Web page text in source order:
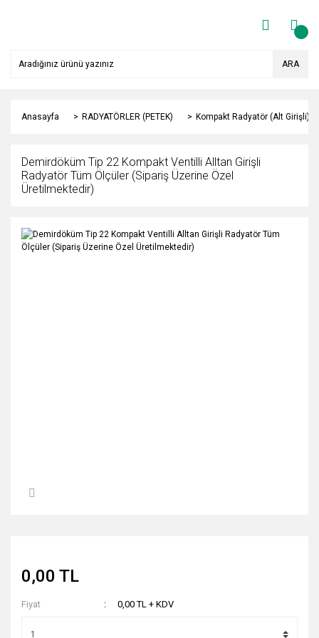
ARA
Anasayfa RADYATÖRLER (PETEK) Kompakt Radyatör (Alt Girişli)
Demirdöküm Tip 22 Kompakt Ventilli Alltan Girişli
Radyatör Tüm Ölçüler (Sipariş Üzerine Özel
Üretilmektedir)
0,00 TL
Fiyat 0,00 TL + KDV